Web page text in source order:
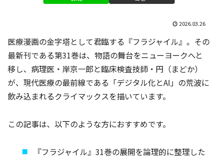
2026.03.26
医療漫画の金字塔として君臨する『フラジャイル』。その
最新刊である第31巻は、物語の舞台をニューヨークへと
移し、病理医・岸京一郎と臨床検査技師・円（まどか）
が、現代医療の最前線である「デジタル化とAI」の荒波に
飲み込まれるクライマックスを描いています。
この記事は、以下のような方におすすめです。
『フラジャイル』31巻の展開を論理的に整理した